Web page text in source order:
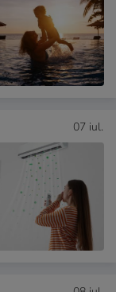
07 iul.